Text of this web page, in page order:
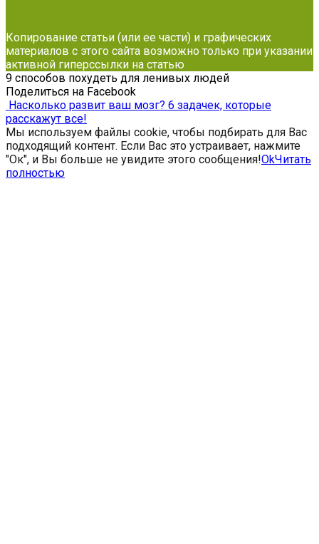
Копирование статьи (или ее части) и графических
материалов с этого сайта возможно только при указании
активной гиперссылки на статью
9 способов похудеть для ленивых людей
Поделиться на Facebook
Насколько развит ваш мозг? 6 задачек, которые
расскажут все!
Мы используем файлы cookie, чтобы подбирать для Вас
подходящий контент. Если Вас это устраивает, нажмите
"Ок", и Вы больше не увидите этого сообщения!OkЧитать
полностью